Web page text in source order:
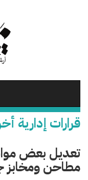
قرارات إدارية
تعديل بعض
مطاحن ومخابز